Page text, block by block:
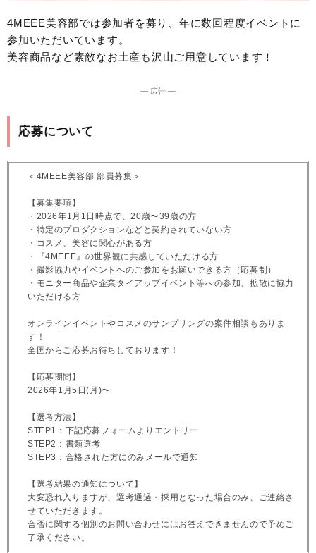
4MEEE美容部では参加者を募り、年に数回程度イベントに
参加いただいています。
美容商品など素敵なお土産も沢山ご用意しています！
― 広告 ―
応募について
＜4MEEE美容部 部員募集＞
【募集要項】
・2026年1月1日時点で、20歳〜39歳の方
・特定のプロダクションなどと契約されていない方
・コスメ、美容に関心がある方
・『4MEEE』の世界観に共感していただける方
・撮影協力やイベントへのご参加をお願いできる方（応募制）
・モニター商品や企業タイアップイベント等への参加、拡散に協力
いただける方
オンラインイベントやコスメのサンプリングの案件相談もありま
す！
全国からご応募お待ちしております！
【応募期間】
2026年1月5日(月)〜
【選考方法】
STEP1：下記応募フォームよりエントリー
STEP2：書類選考
STEP3：合格された方にのみメールで通知
【選考結果の通知について】
大変恐れ入りますが、選考通過・採用となった場合のみ、ご連絡さ
せていただきます。
合否に関する個別のお問い合わせにはお答えできませんので予めご
了承ください。